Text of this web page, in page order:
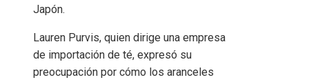
Japón.
Lauren Purvis, quien dirige una empresa
de importación de té, expresó su
preocupación por cómo los aranceles